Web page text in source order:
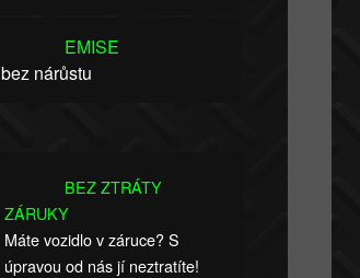
EMISE
bez nárůstu
BEZ ZTRÁTY
ZÁRUKY
Máte vozidlo v záruce? S
úpravou od nás jí neztratíte!